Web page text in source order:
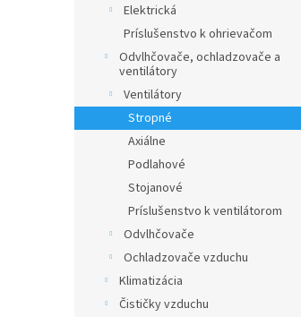
Elektrická
Príslušenstvo k ohrievačom
Odvlhčovače, ochladzovače a
ventilátory
Ventilátory
Stropné
Axiálne
Podlahové
Stojanové
Príslušenstvo k ventilátorom
Odvlhčovače
Ochladzovače vzduchu
Klimatizácia
Čističky vzduchu